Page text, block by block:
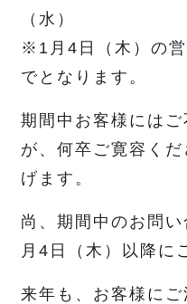
（水）
※1月4日（木）の
でとなります。
期間中お客様には
が、何卒ご寛容く
げます。
尚、期間中のお問
月4日（木）以降に
来年も、お客様に